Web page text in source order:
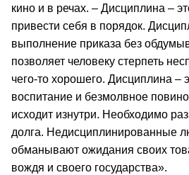
кино и в речах. – Дисциплина –
привести себя в порядок.
выполнение приказа без
позволяет человеку стерпеть
чего-то хорошего. Дисциплина –
воспитание и безмолвное
исходит изнутри. Необходимо
долга. Недисциплинированные
обманывают ожидания своих
вождя и своего государства».